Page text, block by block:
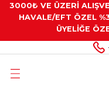
3000₺ VE ÜZERİ
HAVALE/EFT ÖZEL
ÜYELİĞE
Geri
Geri
Geri
Gresler
Geri
Alet Setleri
Geri
Taşları ve